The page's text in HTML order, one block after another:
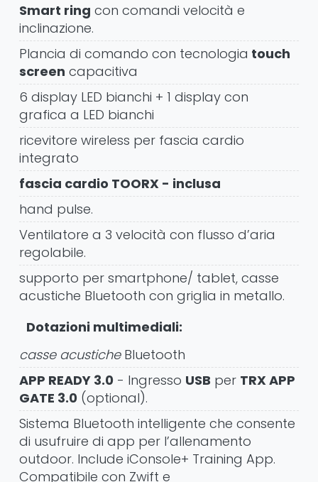
Smart ring con comandi velocità e
inclinazione.
Plancia di comando con tecnologia touch
screen capacitiva
6 display LED bianchi + 1 display con
grafica a LED bianchi
ricevitore wireless per fascia cardio
integrato
fascia cardio TOORX - inclusa
hand pulse.
Ventilatore a 3 velocità con flusso d’aria
regolabile.
supporto per smartphone/ tablet, casse
acustiche Bluetooth con griglia in metallo.
Dotazioni multimediali:
casse acusticheBluetooth
APP READY 3.0 - Ingresso USB per TRX APP
GATE 3.0 (optional).
Sistema Bluetooth intelligente che consente
di usufruire di app per l’allenamento
outdoor. Include iConsole+ Training App.
Compatibile con Zwift e